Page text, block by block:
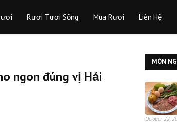
Rươi Tươi Sống Mua Rươi Liên Hệ
ngon đúng vị Hải
MÓN
October 22,